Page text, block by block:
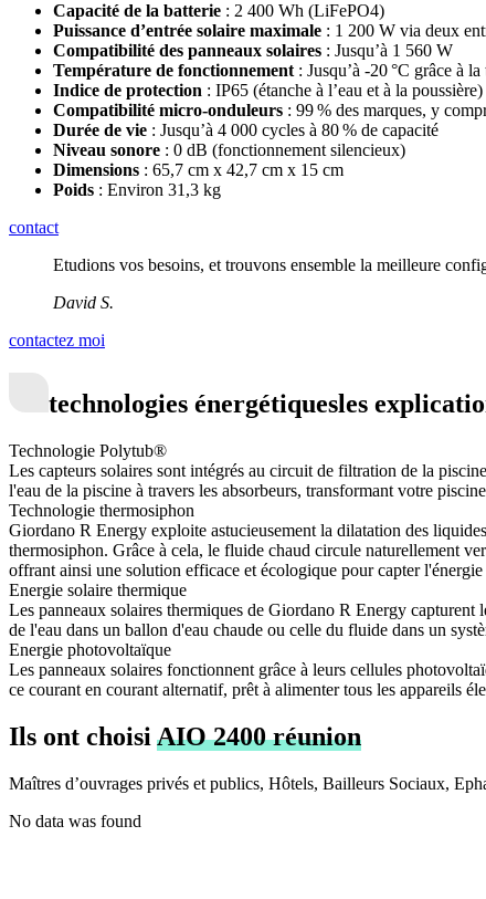
Capacité de la batterie : 2 400 Wh (LiFePO4)
Puissance d’entrée solaire maximale : 1 200 W via deux
Compatibilité des panneaux solaires : Jusqu’à 1 560 W
Température de fonctionnement : Jusqu’à -20 °C grâce à
Indice de protection : IP65 (étanche à l’eau et à la poussière)
Compatibilité micro-onduleurs : 99 % des marques, y
Durée de vie : Jusqu’à 4 000 cycles à 80 % de capacité
Niveau sonore : 0 dB (fonctionnement silencieux)
Dimensions : 65,7 cm x 42,7 cm x 15 cm
Poids : Environ 31,3 kg
contact
Etudions vos besoins, et trouvons ensemble la meilleure
David S.
contactez moi
technologies énergétiquesles
Technologie Polytub®
Les capteurs solaires sont intégrés au circuit de filtration de la
l'eau de la piscine à travers les absorbeurs, transformant votre
Technologie thermosiphon
Giordano R Energy exploite astucieusement la dilatation des
thermosiphon. Grâce à cela, le fluide chaud circule naturellement
offrant ainsi une solution efficace et écologique pour capter l'énergie
Energie solaire thermique
Les panneaux solaires thermiques de Giordano R Energy capturent
de l'eau dans un ballon d'eau chaude ou celle du fluide dans un
Energie photovoltaïque
Les panneaux solaires fonctionnent grâce à leurs cellules
ce courant en courant alternatif, prêt à alimenter tous les appareils
Ils ont choisi AIO 2400 réunion
Maîtres d’ouvrages privés et publics, Hôtels, Bailleurs Sociaux,
No data was found